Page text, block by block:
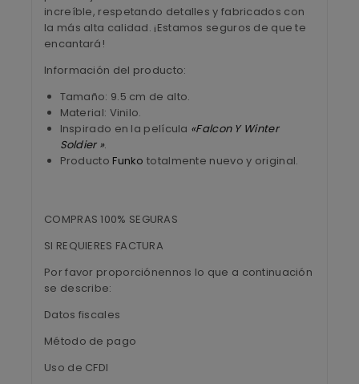
increíble, respetando detalles y fabricados con
la más alta calidad. ¡Estamos seguros de que te
encantará!
Información del producto:
Tamaño: 9.5 cm de alto.
Material: Vinilo.
Inspirado en la película «Falcon Y Winter
Soldier ».
Producto Funko totalmente nuevo y original.
COMPRAS 100% SEGURAS
SI REQUIERES FACTURA
Por favor proporciónennos lo que a continuación
se describe:
Datos fiscales
Método de pago
Uso de CFDI